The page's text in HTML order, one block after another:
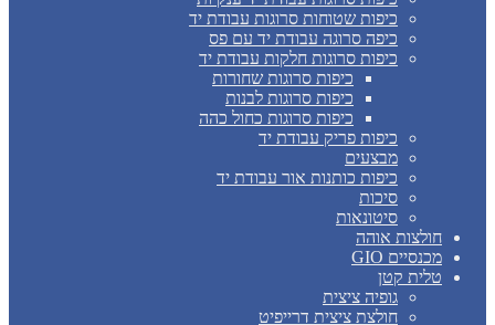
כיפות שטוחות סרוגות עבודת יד
כיפה סרוגה עבודת יד עם פס
כיפות סרוגות חלקות עבודת יד
כיפות סרוגות שחורות
כיפות סרוגות לבנות
כיפות סרוגות כחול כהה
כיפות פריק עבודת יד
מבצעים
כיפות כותנות אור עבודת יד
סיכות
סיטונאות
חולצות אוהה
מכנסיים GIO
טלית קטן
גופיה ציצית
חולצת ציצית דרייפיט